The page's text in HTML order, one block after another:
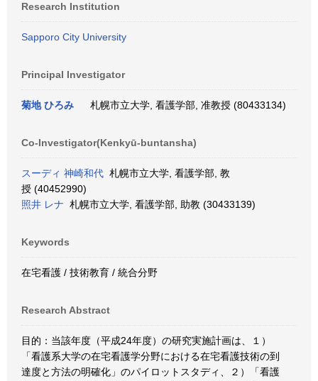
Research Institution
Sapporo City University
Principal Investigator
菊地 ひろみ 札幌市立大学, 看護学部, 准教授 (80433134)
Co-Investigator(Kenkyū-buntansha)
スーディ 神崎和代 札幌市立大学, 看護学部, 教
授 (40452990)
照井 レナ 札幌市立大学, 看護学部, 助教 (30433139)
Keywords
在宅看護 / 技術教育 / 統合分野
Research Abstract
目的：当該年度（平成24年度）の研究実施計画は、１）
「看護系大学の在宅看護学分野における在宅看護技術の到
達度と方法の明確化」のパイロットスタディ、２）「看護